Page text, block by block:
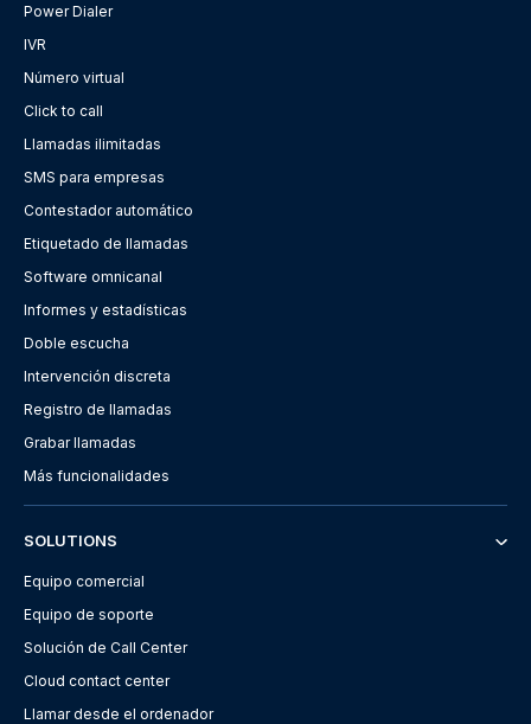
Power Dialer
IVR
Número virtual
Click to call
Llamadas ilimitadas
SMS para empresas
Contestador automático
Etiquetado de llamadas
Software omnicanal
Informes y estadísticas
Doble escucha
Intervención discreta
Registro de llamadas
Grabar llamadas
Más funcionalidades
SOLUTIONS
Equipo comercial
Equipo de soporte
Solución de Call Center
Cloud contact center
Llamar desde el ordenador